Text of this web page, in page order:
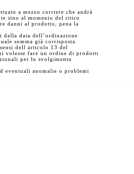
a mezzo corriere che andrà
sino al momento del ritiro
danni al prodotto, pena la
data dell’ordinazione
somma già corrisposta.
dell articolo 13 del
volesse fare un ordine di prodotti
per lo svolgimento
eventuali anomalie o problemi